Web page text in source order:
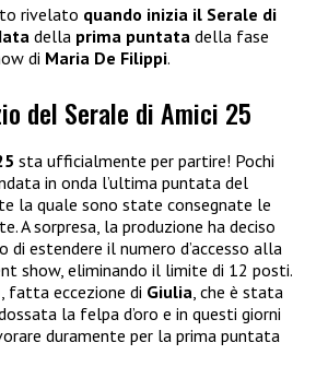
rivelato quando inizia il Serale di
della prima puntata della fase
di Maria De Filippi.
del Serale di Amici 25
sta ufficialmente per partire! Pochi
in onda l’ultima puntata del
la quale sono state consegnate le
A sorpresa, la produzione ha deciso
estendere il numero d’accesso alla
show, eliminando il limite di 12 posti.
fatta eccezione di Giulia, che è stata
la felpa d’oro e in questi giorni
duramente per la prima puntata